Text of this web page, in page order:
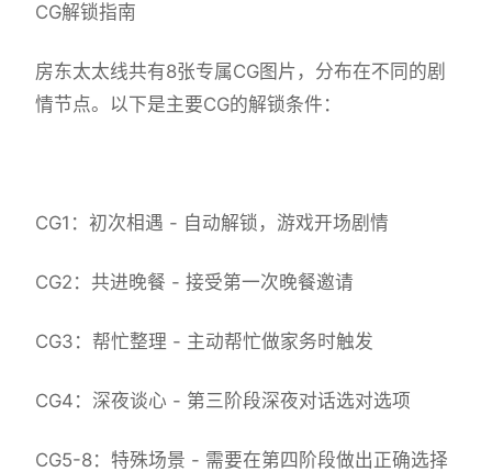
CG解锁指南
房东太太线共有8张专属CG图片，分布在不同的剧
情节点。以下是主要CG的解锁条件：
CG1：初次相遇 - 自动解锁，游戏开场剧情
CG2：共进晚餐 - 接受第一次晚餐邀请
CG3：帮忙整理 - 主动帮忙做家务时触发
CG4：深夜谈心 - 第三阶段深夜对话选对选项
CG5-8：特殊场景 - 需要在第四阶段做出正确选择